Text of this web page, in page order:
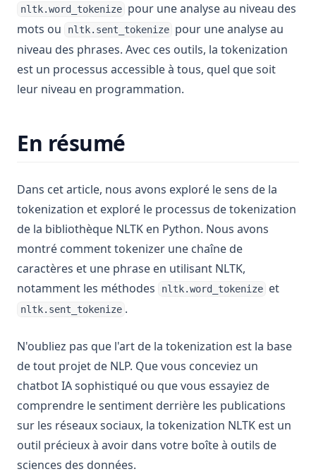
nltk.word_tokenize pour une analyse au niveau des
mots ou
nltk.sent_tokenize pour une analyse au
niveau des phrases. Avec ces outils, la tokenization
est un processus accessible à tous, quel que soit
leur niveau en programmation.
En résumé
Dans cet article, nous avons exploré le sens de la
tokenization et exploré le processus de tokenization
de la bibliothèque NLTK en Python. Nous avons
montré comment tokenizer une chaîne de
caractères et une phrase en utilisant NLTK,
notamment les méthodes
nltk.word_tokenize et
nltk.sent_tokenize .
N'oubliez pas que l'art de la tokenization est la base
de tout projet de NLP. Que vous conceviez un
chatbot IA sophistiqué ou que vous essayiez de
comprendre le sentiment derrière les publications
sur les réseaux sociaux, la tokenization NLTK est un
outil précieux à avoir dans votre boîte à outils de
sciences des données.